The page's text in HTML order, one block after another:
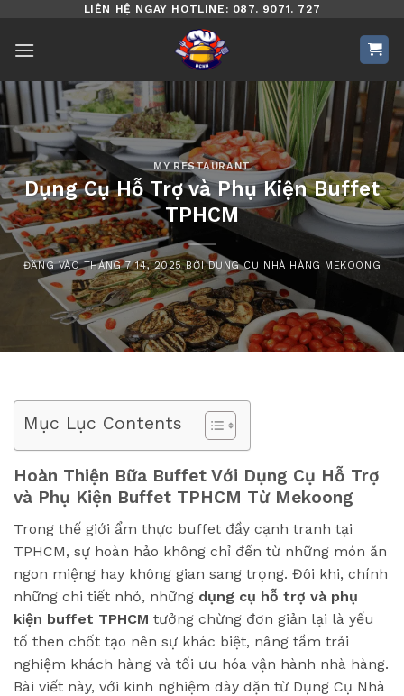
nội
dung
LIÊN HỆ NGAY HOTLINE: 087. 9071. 727
MY RESTAURANT
Dụng Cụ Hỗ Trợ và Phụ Kiện Buffet
TPHCM
ĐĂNG VÀOTHÁNG 7 14, 2025 BỞIDỤNG CỤ NHÀ HÀNG MEKOONG
Mục Lục Contents
Hoàn Thiện Bữa Buffet Với Dụng Cụ Hỗ Trợ
và Phụ Kiện Buffet TPHCM Từ Mekoong
Trong thế giới ẩm thực buffet đầy cạnh tranh tại
TPHCM, sự hoàn hảo không chỉ đến từ những món ăn
ngon miệng hay không gian sang trọng. Đôi khi, chính
những chi tiết nhỏ, những dụng cụ hỗ trợ và phụ
kiện buffet TPHCM tưởng chừng đơn giản lại là yếu
tố then chốt tạo nên sự khác biệt, nâng tầm trải
nghiệm khách hàng và tối ưu hóa vận hành nhà hàng.
Bài viết này, với kinh nghiệm dày dặn từ Dụng Cụ Nhà